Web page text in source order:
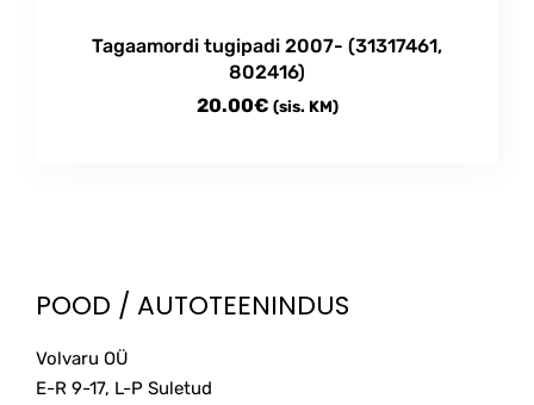
Tagaamordi tugipadi 2007- (31317461,
802416)
20.00€ (sis. KM)
POOD / AUTOTEENINDUS
Volvaru OÜ
E-R 9-17, L-P Suletud